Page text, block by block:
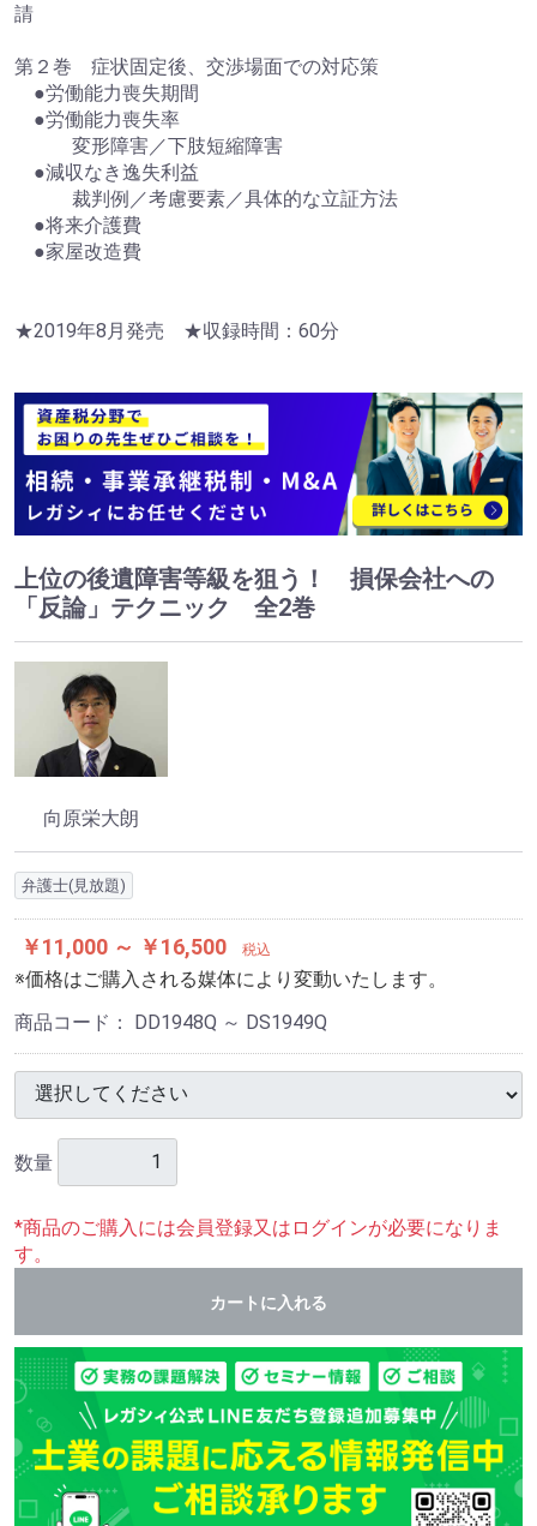
請
第２巻 症状固定後、交渉場面での対応策
●労働能力喪失期間
●労働能力喪失率
変形障害／下肢短縮障害
●減収なき逸失利益
裁判例／考慮要素／具体的な立証方法
●将来介護費
●家屋改造費
★2019年8月発売 ★収録時間：60分
上位の後遺障害等級を狙う！ 損保会社への
「反論」テクニック 全2巻
向原栄大朗
弁護士(見放題)
￥11,000 ～ ￥16,500 税込
※価格はご購入される媒体により変動いたします。
商品コード： DD1948Q ～ DS1949Q
数量
*商品のご購入には会員登録又はログインが必要になりま
す。
カートに入れる